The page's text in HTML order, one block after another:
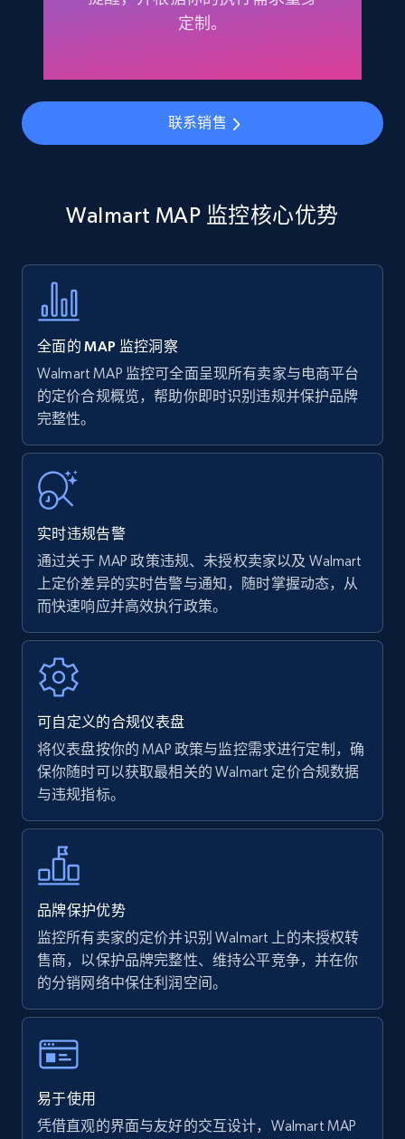
Amazon products - find products by using
price, Currency, Availability, Reviews count, and
more.
35.3K+ 5.7K+ 立即开始
URL, Product name, Product rating, Product
rating object, Product rating max, Rating,
Author name, Asin, and more.
7.4K+ 871+
Walmart - products
URL, Final price, Sku, Currency, Gtin,
Specifications, Image urls, Top reviews, and
more.
5.6K+ 876+ 立即开始
using specific category URL
URL, Final price, Sku, Currency, Gtin,
Specifications, Image urls, Top reviews, and
more.
5.6K+
Walmart - products - Collects products by
specific keywords
URL, Final price, Sku, Currency, Gtin,
Specifications, Image urls, Top reviews, and
more.
5.6K+ 876+ 立即开始
Walmart - products - Discover products by
using sku numbers
定制。
联系销售
Walmart MAP 监控核心优势
全面的 MAP 监控洞察
Walmart MAP 监控可全面呈现所有卖家与电商平台
的定价合规概览，帮助你即时识别违规并保护品牌
完整性。
实时违规告警
通过关于 MAP 政策违规、未授权卖家以及 Walmart
上定价差异的实时告警与通知，随时掌握动态，从
而快速响应并高效执行政策。
可自定义的合规仪表盘
将仪表盘按你的 MAP 政策与监控需求进行定制，确
保你随时可以获取最相关的 Walmart 定价合规数据
与违规指标。
品牌保护优势
监控所有卖家的定价并识别 Walmart 上的未授权转
售商，以保护品牌完整性、维持公平竞争，并在你
的分销网络中保住利润空间。
易于使用
凭借直观的界面与友好的交互设计，Walmart MAP